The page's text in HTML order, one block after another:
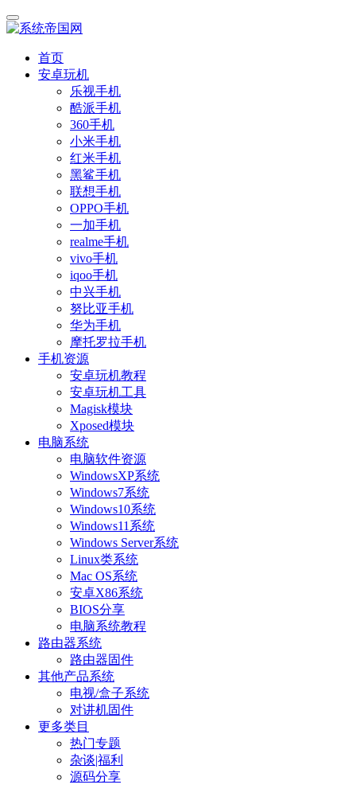
首页
安卓玩机
乐视手机
酷派手机
360手机
小米手机
红米手机
黑鲨手机
联想手机
OPPO手机
一加手机
realme手机
vivo手机
iqoo手机
中兴手机
努比亚手机
华为手机
摩托罗拉手机
手机资源
安卓玩机教程
安卓玩机工具
Magisk模块
Xposed模块
电脑系统
电脑软件资源
WindowsXP系统
Windows7系统
Windows10系统
Windows11系统
Windows Server系统
Linux类系统
Mac OS系统
安卓X86系统
BIOS分享
电脑系统教程
路由器系统
路由器固件
其他产品系统
电视/盒子系统
对讲机固件
更多类目
热门专题
杂谈|福利
源码分享